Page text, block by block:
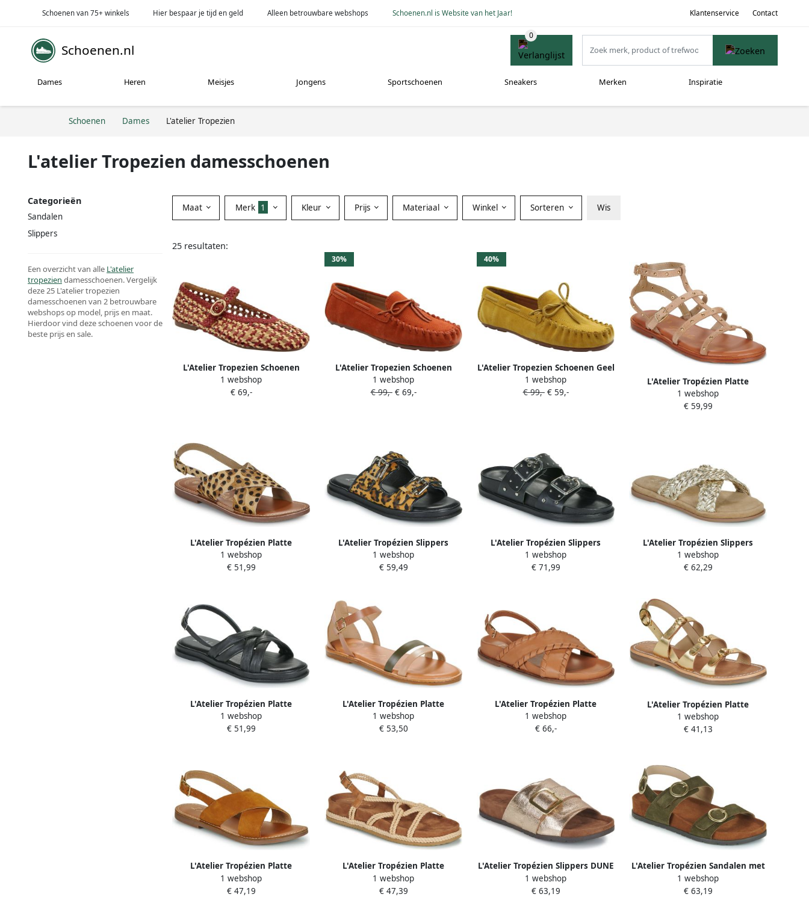
Schoenen van 75+ winkels Hier bespaar je tijd en geld Alleen betrouwbare webshops Schoenen.nl is Website van het Jaar! Klantenservice Contact
Schoenen.nl
Dames Heren Meisjes Jongens Sportschoenen Sneakers Merken Inspiratie
Schoenen Dames L'atelier Tropezien
L'atelier Tropezien damesschoenen
Categorieën
Sandalen
Slippers
Een overzicht van alle L'atelier
tropezien damesschoenen. Vergelijk
deze 25 L'atelier tropezien
damesschoenen van 2 betrouwbare
webshops op model, prijs en maat.
Hierdoor vind deze schoenen voor de
beste prijs en sale.
Maat Merk 1 Kleur Prijs Materiaal Winkel Sorteren Wis
25 resultaten:
L'Atelier Tropezien Schoenen
Rood Vrouwen
1 webshop
€ 69,-
30%
L'Atelier Tropezien Schoenen
Oranje Vrouwen
1 webshop
€ 99,-€ 69,-
40%
L'Atelier Tropezien Schoenen Geel
Vrouwen
1 webshop
€ 99,-€ 59,-
L'Atelier Tropézien Platte
sandalen SH 3333
1 webshop
€ 59,99
L'Atelier Tropézien Platte
sandalen FANNY
1 webshop
€ 51,99
L'Atelier Tropézien Slippers
SH2313
1 webshop
€ 59,49
L'Atelier Tropézien Slippers
SH2338
1 webshop
€ 71,99
L'Atelier Tropézien Slippers
SH2310
1 webshop
€ 62,29
L'Atelier Tropézien Platte
sandalen SH2316
1 webshop
€ 51,99
L'Atelier Tropézien Platte
sandalen SH1353
1 webshop
€ 53,50
L'Atelier Tropézien Platte
sandalen CHV1601
1 webshop
€ 66,-
L'Atelier Tropézien Platte
sandalen SH1301
1 webshop
€ 41,13
L'Atelier Tropézien Platte
sandalen SB1400
1 webshop
€ 47,19
L'Atelier Tropézien Platte
sandalen CH1501
1 webshop
€ 47,39
L'Atelier Tropézien Slippers DUNE
1 webshop
€ 63,19
L'Atelier Tropézien Sandalen met
sleehak SB408-OLIVE
1 webshop
€ 63,19